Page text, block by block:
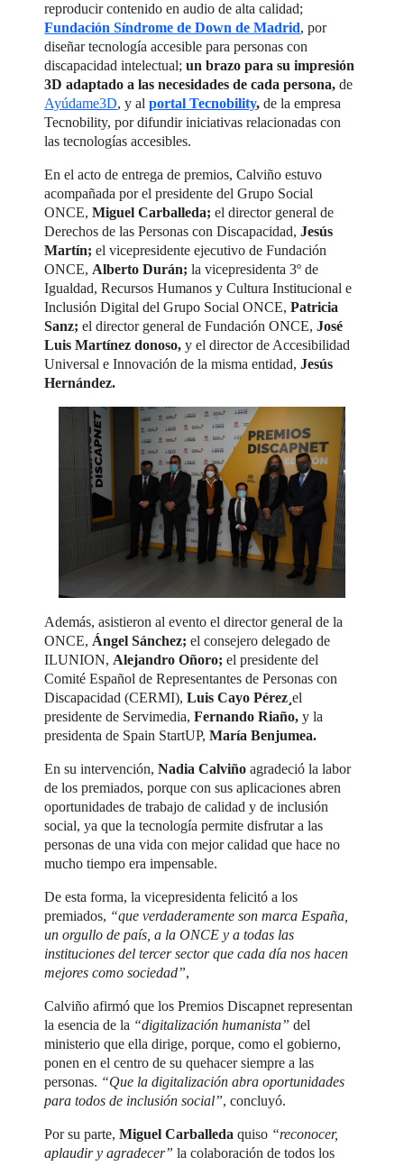
reproducir contenido en audio de alta calidad;
Fundación Síndrome de Down de Madrid, por
diseñar tecnología accesible para personas con
discapacidad intelectual; un brazo para su impresión
3D adaptado a las necesidades de cada persona,de
Ayúdame3D, y al portal Tecnobility,de la empresa
Tecnobility, por difundir iniciativas relacionadas con
las tecnologías accesibles.
En el acto de entrega de premios, Calviño estuvo
acompañada por el presidente del Grupo Social
ONCE,Miguel Carballeda;el director general de
Derechos de las Personas con Discapacidad, Jesús
Martín;el vicepresidente ejecutivo de Fundación
ONCE, Alberto Durán; la vicepresidenta 3º de
Igualdad, Recursos Humanos y Cultura Institucional e
Inclusión Digital del Grupo Social ONCE,Patricia
Sanz;el director general de Fundación ONCE,José
Luis Martínez donoso,y el director de Accesibilidad
Universal e Innovación de la misma entidad,Jesús
Hernández.
Además, asistieron al evento el director general de la
ONCE, Ángel Sánchez;el consejero delegado de
ILUNION, Alejandro Oñoro; el presidente del
Comité Español de Representantes de Personas con
Discapacidad (CERMI),Luis Cayo Pérez¸el
presidente de Servimedia,Fernando Riaño,y la
presidenta de Spain StartUP,María Benjumea.
En su intervención,Nadia Calviño agradeció la labor
de los premiados, porque con sus aplicaciones abren
oportunidades de trabajo de calidad y de inclusión
social, ya que la tecnología permite disfrutar a las
personas de una vida con mejor calidad que hace no
mucho tiempo era impensable.
De esta forma, la vicepresidenta felicitó a los
premiados, “que verdaderamente son marca España,
un orgullo de país, a la ONCE y a todas las
instituciones del tercer sector que cada día nos hacen
mejores como sociedad”,
Calviño afirmó que los Premios Discapnet representan
la esencia de la “digitalización humanista”del
ministerio que ella dirige, porque, como el gobierno,
ponen en el centro de su quehacer siempre a las
personas. “Que la digitalización abra oportunidades
para todos de inclusión social”, concluyó.
Por su parte,Miguel Carballeda quiso “reconocer,
aplaudir y agradecer” la colaboración de todos los